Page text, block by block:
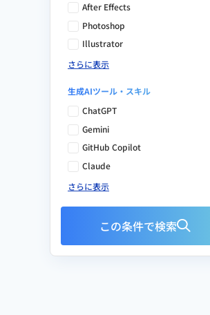
After Effects
Photoshop
Illustrator
さらに表示
生成AIツール・スキル
ChatGPT
Gemini
GitHub Copilot
Claude
さらに表示
この条件で検索